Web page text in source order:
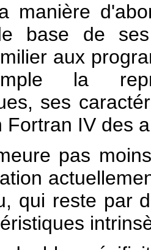
manière
base de
aux
la
ses
Fortran IV des
pas
qui reste par